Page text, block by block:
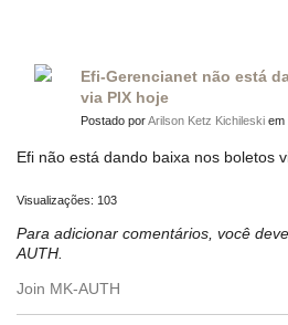
Efi-Gerencianet não está
via PIX hoje
Postado porArilson Ketz Kichileski em
Efi não está dando baixa nos boletos
Visualizações: 103
Para adicionar comentários, você
AUTH.
Join MK-AUTH